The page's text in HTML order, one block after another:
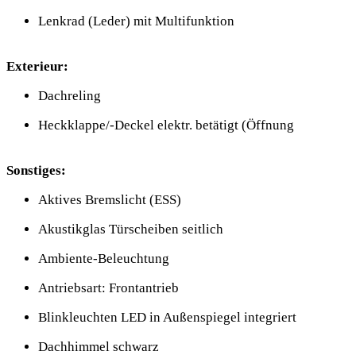
Lenkrad (Leder) mit Multifunktion
Exterieur:
Dachreling
Heckklappe/-Deckel elektr. betätigt (Öffnung
Sonstiges:
Aktives Bremslicht (ESS)
Akustikglas Türscheiben seitlich
Ambiente-Beleuchtung
Antriebsart: Frontantrieb
Blinkleuchten LED in Außenspiegel integriert
Dachhimmel schwarz